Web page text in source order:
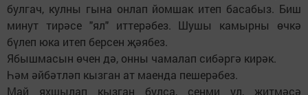
булгач, кулны гына онлап йомшак итеп басабыз. Биш
минут тирәсе "ял" иттерәбез. Шушы камырны өчкә
бүлеп юка итеп берсен җәябез.
Ябышмасын өчен дә, онны чамалап сибәргә кирәк.
Һәм әйбәтләп кызган ат маенда пешерәбез.
Май яхшылап кызган булса, сеңми ул, җитмәсә